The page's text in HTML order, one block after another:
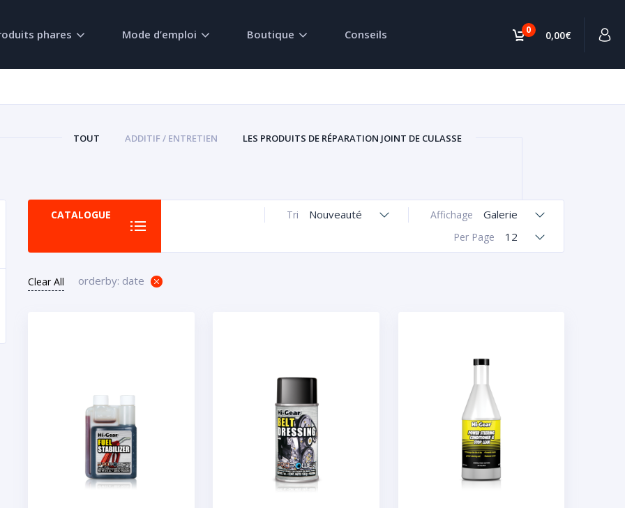
0 0,00€
phares Mode d’emploi Boutique Conseils
TOUT ADDITIF / ENTRETIEN LES PRODUITS DE RÉPARATION JOINT DE CULASSE
CATALOGUE Affichage Galerie
Tri Nouveauté
Per Page 12
Clear All orderby: date